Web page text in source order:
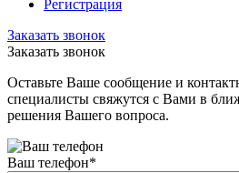
Регистрация
Заказать звонок
Заказать звонок
Оставьте Ваше сообщение и
специалисты свяжутся с Вами в
решения Вашего вопроса.
Ваш телефон*